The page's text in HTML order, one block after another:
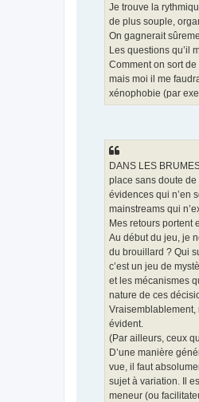
Je trouve la
de plus souple,
On gagnerait
Les questions qu’il
Comment on sort
mais moi il me
xénophobie (par
DANS LES
place sans doute
évidences qui n’en
mainstreams qui
Mes retours portent
Au début du jeu, je
du brouillard ? Qui
c’est un jeu de
et les mécanismes
nature de ces
Vraisemblablement,
évident.
(Par ailleurs, ceux
D’une manière
vue, il faut
sujet à variation. Il
meneur (ou